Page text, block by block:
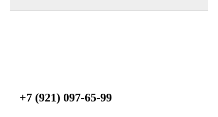
+7 (921) 097-65-99